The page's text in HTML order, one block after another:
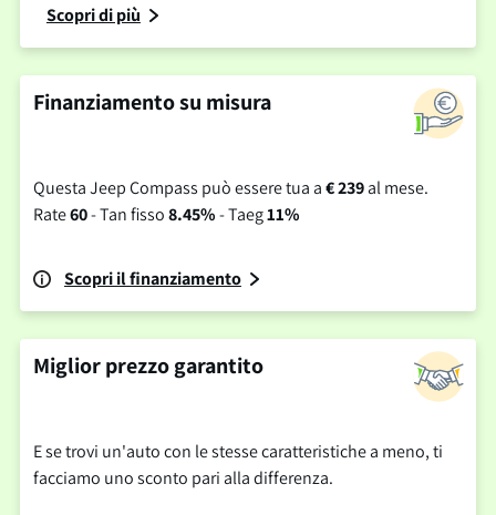
Scopri di più
Finanziamento su misura
Questa Jeep Compass può essere tua a€ 239al mese.
Rate60- Tan fisso8.45%- Taeg11%
Scopri il finanziamento
Miglior prezzo garantito
E se trovi un'auto con le stesse caratteristiche a meno, ti
facciamo uno sconto pari alla differenza.